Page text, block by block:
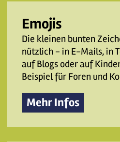
Emojis
Die kleinen bunten
nützlich - in E-Mails, in
auf Blogs oder auf
Beispiel für Foren und
Mehr Infos